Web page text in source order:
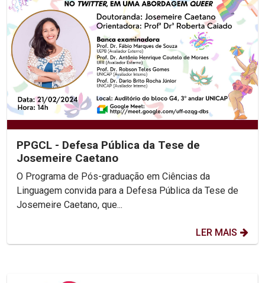
PPGCL - Defesa Pública da Tese de
Josemeire Caetano
O Programa de Pós-graduação em Ciências da
Linguagem convida para a Defesa Pública da Tese de
Josemeire Caetano, que...
LER MAIS